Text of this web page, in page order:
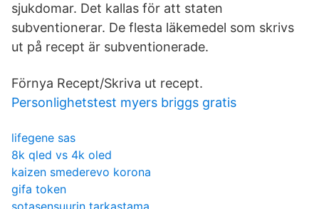
sjukdomar. Det kallas för att staten
subventionerar. De flesta läkemedel som skrivs
ut på recept är subventionerade.
Förnya Recept/Skriva ut recept.
Personlighetstest myers briggs gratis
lifegene sas
8k qled vs 4k oled
kaizen smederevo korona
gifa token
sotasensuurin tarkastama